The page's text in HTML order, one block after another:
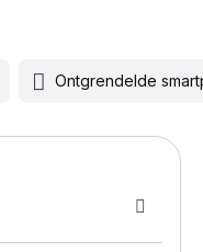
Ontgrendelde